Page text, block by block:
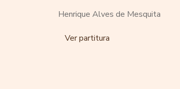
Henrique Alves de Mesquita
Ver partitura